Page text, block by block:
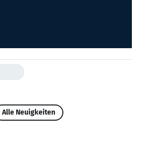
Alle Neuigkeiten